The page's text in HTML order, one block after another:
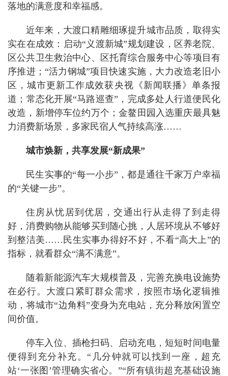
落地的满意度和幸福感。
近年来，大渡口精雕细琢提升城市品质，取得实
实在在成效：启动“义渡新城”规划建设，区养老院、
区公共卫生救治中心、区托育综合服务中心等项目有
序推进；“活力钢城”项目快速实施，大力改造老旧小
区，城市更新工作成效获央视《新闻联播》单条报
道；常态化开展“马路巡查”，完成多处人行道便民化
改造，新增停车位约万个；金鳌田园入选重庆最具魅
力消费新场景，多家民宿人气持续高涨……
城市焕新，共享发展“新成果”
民生实事的“每一小步”，都是通往千家万户幸福
的“关键一步”。
住房从忧居到优居，交通出行从走得了到走得
好，消费购物从能够买到随心挑，人居环境从不够好
到整洁美……民生实事办得好不好，不看“高大上”的
指标，就看群众“满不满意”。
随着新能源汽车大规模普及，完善充换电设施势
在必行。大渡口紧盯群众需求，按照市场化逻辑推
动，将城市“边角料”变身为充电站，充分释放闲置空
间价值。
停车入位、插枪扫码、启动充电，短短时间电量
便得到充分补充。“几分钟就可以找到一座，超充
站‘一张图’管理确实省心。”“所有镇街超充基础设施